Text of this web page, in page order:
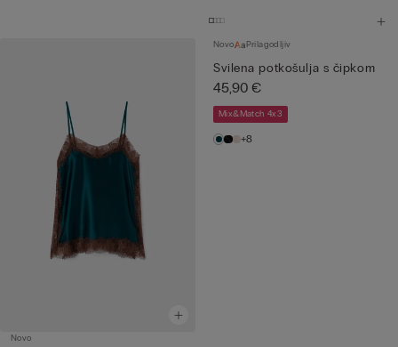
Novo
Novo Prilagodljiv
Svilena potkošulja s čipkom
45,90 €
Mix&Match 4x3
+8